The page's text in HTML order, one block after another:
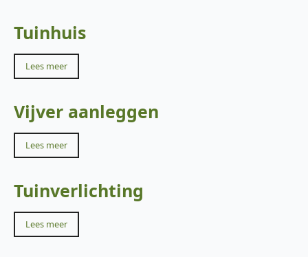
Tuinhuis
Lees meer
Vijver aanleggen
Lees meer
Tuinverlichting
Lees meer